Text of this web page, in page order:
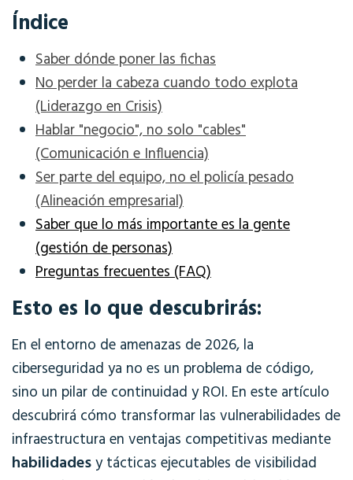
Índice
Saber dónde poner las fichas
No perder la cabeza cuando todo explota
(Liderazgo en Crisis)
Hablar "negocio", no solo "cables"
(Comunicación e Influencia)
Ser parte del equipo, no el policía pesado
(Alineación empresarial)
Saber que lo más importante es la gente
(gestión de personas)
Preguntas frecuentes (FAQ)
Esto es lo que descubrirás:
En el entorno de amenazas de 2026, la
ciberseguridad ya no es un problema de código,
sino un pilar de continuidad y ROI. En este artículo
descubrirá cómo transformar las vulnerabilidades de
infraestructura en ventajas competitivas mediante
habilidadesy tácticas ejecutables de visibilidad